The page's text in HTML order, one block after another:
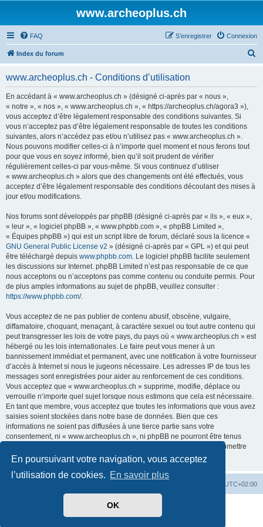
En poursuivant votre navigation, vous acceptez
l’utilisation de cookies. En savoir plus
OK
www.archeoplus.ch
FAQ Connexion
S’enregistrer
Index du forum
www.archeoplus.ch - Conditions d’utilisation
En accédant à « www.archeoplus.ch » (désigné ci-après par « nous »,
« notre », « nos », « www.archeoplus.ch », « https://archeoplus.ch/agora3 »),
vous acceptez d’être légalement responsable des conditions suivantes. Si
vous n’acceptez pas d’être légalement responsable de toutes les conditions
suivantes, alors n’accédez pas et/ou n’utilisez pas « www.archeoplus.ch ».
Nous pouvons modifier celles-ci à n’importe quel moment et nous ferons tout
pour que vous en soyez informé, bien qu’il soit prudent de vérifier
régulièrement celles-ci par vous-même. Si vous continuez d’utiliser
« www.archeoplus.ch » alors que des changements ont été effectués, vous
acceptez d’être légalement responsable des conditions découlant des mises à
jour et/ou modifications.
Nos forums sont développés par phpBB (désigné ci-après par « ils », « eux »,
« leur », « logiciel phpBB », « www.phpbb.com », « phpBB Limited »,
« Équipes phpBB ») qui est un script libre de forum, déclaré sous la licence «
GNU General Public License v2 » (désigné ci-après par « GPL ») et qui peut
être téléchargé depuis www.phpbb.com. Le logiciel phpBB facilite seulement
les discussions sur Internet. phpBB Limited n’est pas responsable de ce que
nous acceptons ou n’acceptons pas comme contenu ou conduite permis. Pour
de plus amples informations au sujet de phpBB, veuillez consulter :
https://www.phpbb.com/.
Vous acceptez de ne pas publier de contenu abusif, obscène, vulgaire,
diffamatoire, choquant, menaçant, à caractère sexuel ou tout autre contenu qui
peut transgresser les lois de votre pays, du pays où « www.archeoplus.ch » est
hébergé ou les lois internationales. Le faire peut vous mener à un
bannissement immédiat et permanent, avec une notification à votre fournisseur
d’accès à Internet si nous le jugeons nécessaire. Les adresses IP de tous les
messages sont enregistrées pour aider au renforcement de ces conditions.
Vous acceptez que « www.archeoplus.ch » supprime, modifie, déplace ou
verrouille n’importe quel sujet lorsque nous estimons que cela est nécessaire.
En tant que membre, vous acceptez que toutes les informations que vous avez
saisies soient stockées dans notre base de données. Bien que ces
informations ne soient pas diffusées à une tierce partie sans votre
consentement, ni « www.archeoplus.ch », ni phpBB ne pourront être tenus
comme responsables en cas de tentative de piratage visant à compromettre
les données.
UTC+02:00
phpBB ® Forum Software © phpBB Limited
phpBB-fr.com